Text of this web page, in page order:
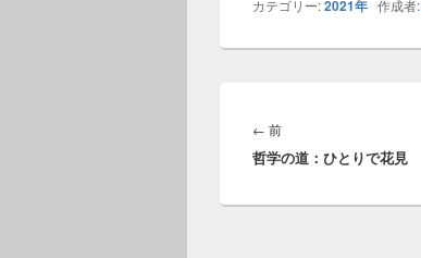
カテゴリー:2021年 作成者:
稿
ナ
ゲ
← 前前
の
稿:
哲学の道：ひとりで花見